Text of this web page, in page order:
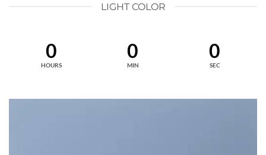
LIGHT COLOR
0
HOURS
0
MIN
0
SEC